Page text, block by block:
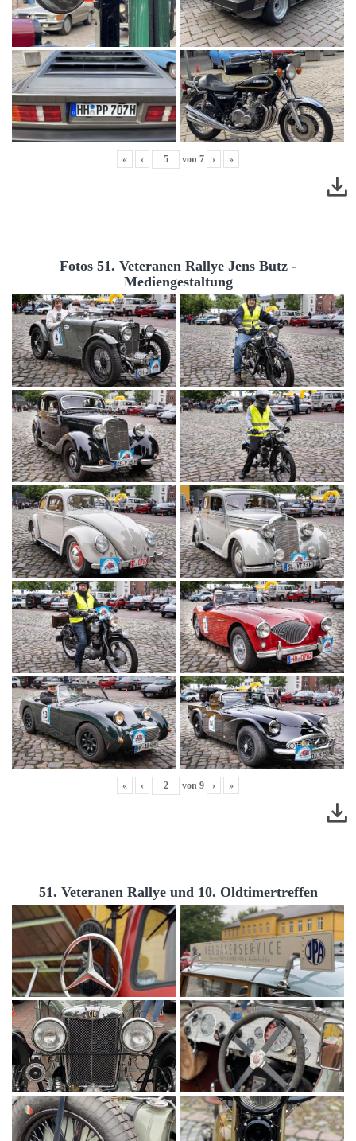
« ‹ von 7 › »
Fotos 51. Veteranen Rallye Jens Butz -
Mediengestaltung
« ‹ von 9 › »
51. Veteranen Rallye und 10. Oldtimertreffen